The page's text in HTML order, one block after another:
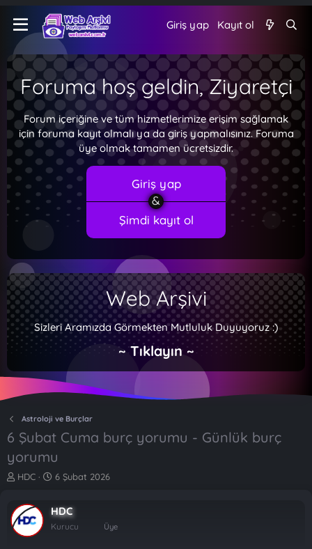
Giriş yap Kayıt ol
Foruma hoş geldin, Ziyaretçi
Forum içeriğine ve tüm hizmetlerimize erişim sağlamak
için foruma kayıt olmalı ya da giriş yapmalısınız. Foruma
üye olmak tamamen ücretsizdir.
Giriş yap
Şimdi kayıt ol
Web Arşivi
Sizleri Aramızda Görmekten Mutluluk Duyuyoruz :)
~ Tıklayın ~
Astroloji ve Burçlar
6 Şubat Cuma burç yorumu - Günlük burç
yorumu
K
b
u
y
HDC
B
l
a
6 Şubat 2026
HDC
Kurucu Üye